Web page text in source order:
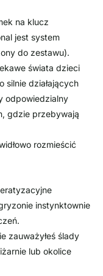
na klucz
jest system
do zestawu).
świata dzieci
silnie działających
odpowiedzialny
gdzie przebywają
rozmieścić
instynktownie
zauważyłeś ślady
lub okolice